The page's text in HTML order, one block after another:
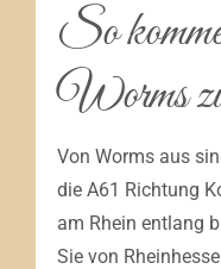
So
Worms
Von Worms aus
die A61 Richtung
am Rhein entlang
Sie von